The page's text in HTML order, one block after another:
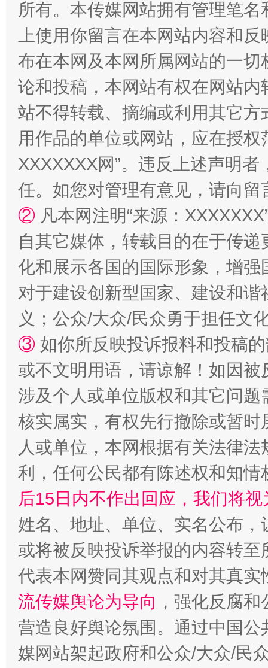
“蜀中异人”王建安的艺术幻境
完善运行机制助力责任有效落实 一纸欠
东山县通报“牛蛙产品抗生素超标问题” 法
千年窑火 生生不息 一
所有。本传媒网站拥有管理笔
上使用你留言在本网站内容和
布在本网及本网所属网站的一
论和投稿，本网站有权在网站
站不得转载、摘编或利用其它
用作品的单位或网站，应在授
XXXXXXX网”。违反上述声明
任。如您对管理有意见，请向
② 凡本网注明“来源：
自其它媒体，转载目的在于传
化和展示各国的国际形象，增
对于建设创新型国家、建设和
义；公众/大众/民众勇于担任文
③ 如你所反映投诉报料和投稿
或不文明用语，请谅解！如因
涉及个人或单位版权和其它问题
核实属实，有权先行撤除或暂
人或单位，本网根据有关法律
利，任何公民都有陈述权和知情
后15日内不作出回应，我们将
姓名、地址、单位、实名公布
或将被反映投诉举报的内容转
代表本网赞同其观点和对其真实
流传媒舆论为导向 ，强化反腐
营造良好舆论氛围。通过中国
媒网站架起政府和公众/大众/民